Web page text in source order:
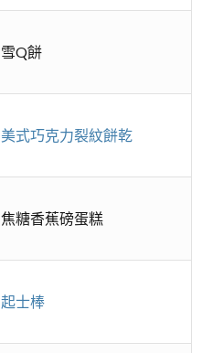
雪Q餅
美式巧克力裂紋餅乾
焦糖香蕉磅蛋糕
起士棒